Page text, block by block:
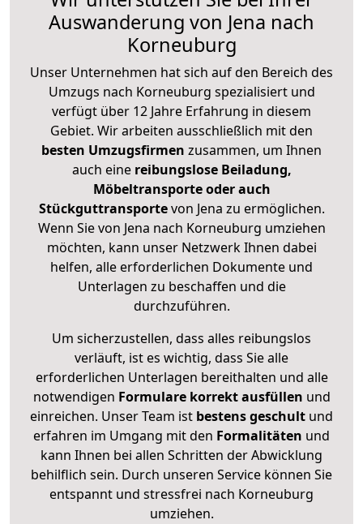
Auswanderung von Jena nach
Korneuburg
Unser Unternehmen hat sich auf den Bereich des
Umzugs nach Korneuburg spezialisiert und
verfügt über 12 Jahre Erfahrung in diesem
Gebiet. Wir arbeiten ausschließlich mit den
besten Umzugsfirmen zusammen, um Ihnen
auch eine reibungslose Beiladung,
Möbeltransporte oder auch
Stückguttransportevon Jena zu ermöglichen.
Wenn Sie von Jena nach Korneuburg umziehen
möchten, kann unser Netzwerk Ihnen dabei
helfen, alle erforderlichen Dokumente und
Unterlagen zu beschaffen und die
durchzuführen.
Um sicherzustellen, dass alles reibungslos
verläuft, ist es wichtig, dass Sie alle
erforderlichen Unterlagen bereithalten und alle
notwendigen Formulare korrekt ausfüllen und
einreichen. Unser Team ist bestens geschult und
erfahren im Umgang mit den Formalitäten und
kann Ihnen bei allen Schritten der Abwicklung
behilflich sein. Durch unseren Service können Sie
entspannt und stressfrei nach Korneuburg
umziehen.